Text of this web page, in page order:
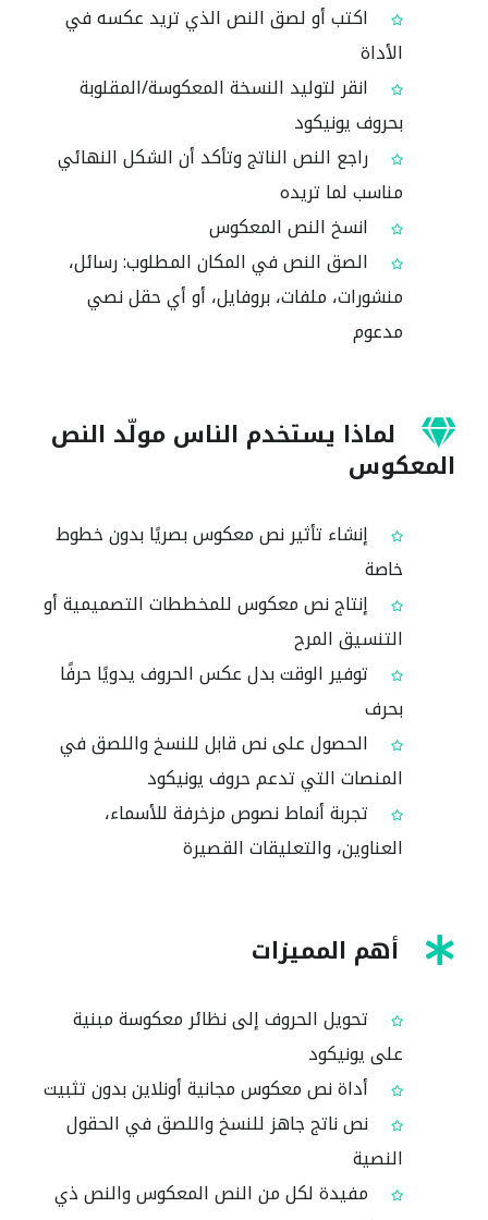
اكتب أو لصق النص الذي تريد عكسه في
الأداة
انقر لتوليد النسخة المعكوسة/المقلوبة
بحروف يونيكود
راجع النص الناتج وتأكد أن الشكل النهائي
مناسب لما تريده
انسخ النص المعكوس
الصق النص في المكان المطلوب: رسائل،
منشورات، ملفات، بروفايل، أو أي حقل نصي
مدعوم
لماذا يستخدم الناس مولّد النص
المعكوس
إنشاء تأثير نص معكوس بصريًا بدون خطوط
خاصة
إنتاج نص معكوس للمخططات التصميمية أو
التنسيق المرح
توفير الوقت بدل عكس الحروف يدويًا حرفًا
بحرف
الحصول على نص قابل للنسخ واللصق في
المنصات التي تدعم حروف يونيكود
تجربة أنماط نصوص مزخرفة للأسماء،
العناوين، والتعليقات القصيرة
أهم المميزات
تحويل الحروف إلى نظائر معكوسة مبنية
على يونيكود
أداة نص معكوس مجانية أونلاين بدون تثبيت
نص ناتج جاهز للنسخ واللصق في الحقول
النصية
مفيدة لكل من النص المعكوس والنص ذي